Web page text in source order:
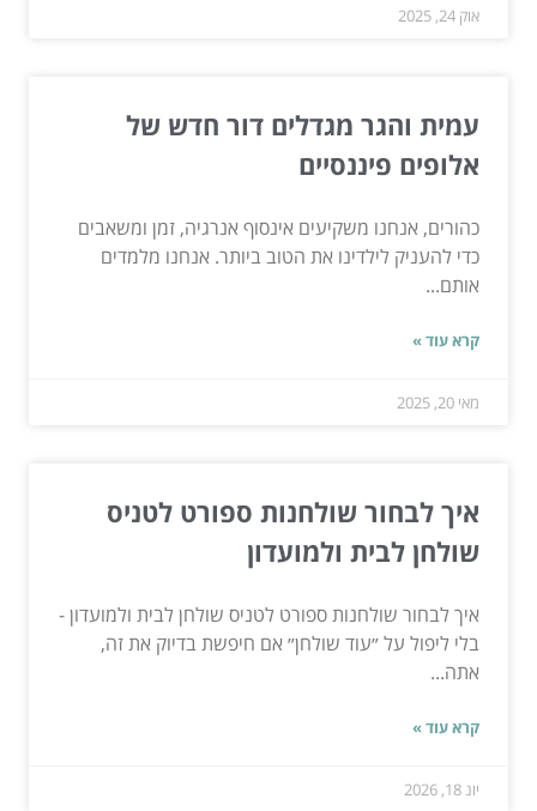
אוק 24, 2025
עמית והגר מגדלים דור חדש של
אלופים פיננסיים
כהורים, אנחנו משקיעים אינסוף אנרגיה, זמן ומשאבים
כדי להעניק לילדינו את הטוב ביותר. אנחנו מלמדים
אותם...
קרא עוד »
מאי 20, 2025
איך לבחור שולחנות ספורט לטניס
שולחן לבית ולמועדון
איך לבחור שולחנות ספורט לטניס שולחן לבית ולמועדון -
בלי ליפול על ״עוד שולחן״ אם חיפשת בדיוק את זה,
אתה...
קרא עוד »
יונ 18, 2026